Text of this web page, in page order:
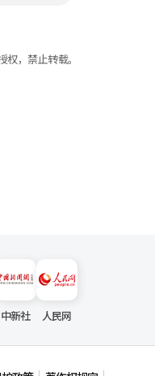
权，禁止转载。
中新社 人民网